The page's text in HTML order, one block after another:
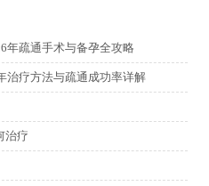
年疏通手术与备孕全攻略
治疗方法与疏通成功率详解
治疗